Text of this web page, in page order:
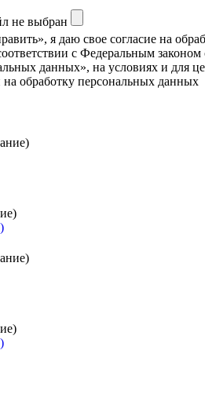
не выбран
я даю свое согласие на
с Федеральным законом
данных», на условиях и для
обработку персональных данных